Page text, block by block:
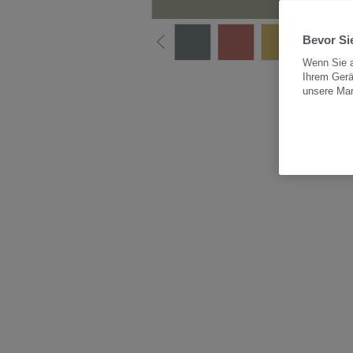
Alle
Bevor
Wenn Sie
Ihrem
unsere